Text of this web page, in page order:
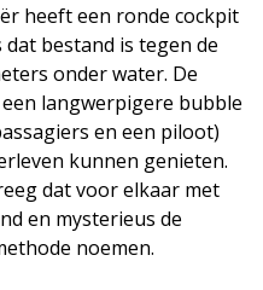
heeft een ronde cockpit
bestand is tegen de
onder water. De
langwerpigere bubble
en een piloot)
kunnen genieten.
dat voor elkaar met
en mysterieus de
noemen.